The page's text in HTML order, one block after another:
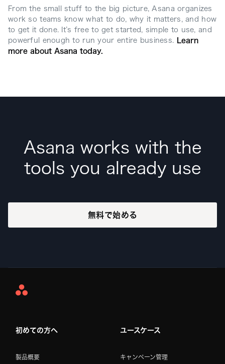
From the small stuff to the big picture, Asana organizes
work so teams know what to do, why it matters, and how
to get it done. It’s free to get started, simple to use, and
powerful enough to run your entire business.
Learn
more about Asana today.
Asana works with the
tools you already use
無料で始める
Asana
初めての方へ
製品概要
ユースケース
キャンペーン管理